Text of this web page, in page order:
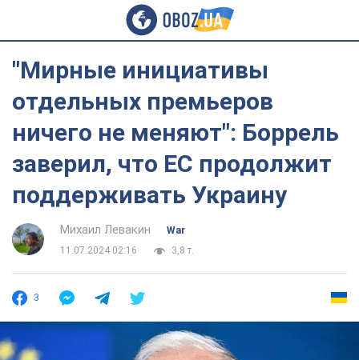
"Мирные инициативы
отдельных премьеров
ничего не меняют": Боррель
заверил, что ЕС продолжит
поддерживать Украину
Михаил Левакин
War
11.07.2024 02:16
3,8 т.
3